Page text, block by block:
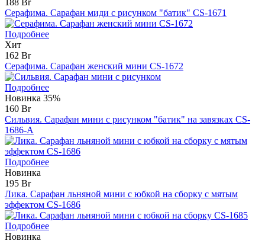
Серафима. Сарафан миди с рисунком "батик" CS-1671
Подробнее
Хит
162 Br
Серафима. Сарафан женский мини CS-1672
Подробнее
Новинка 35%
160 Br
Сильвия. Сарафан мини с рисунком "батик" на завязках CS-
1686-A
Подробнее
Новинка
195 Br
Лика. Сарафан льняной мини с юбкой на сборку с мятым
эффектом CS-1686
Подробнее
Новинка